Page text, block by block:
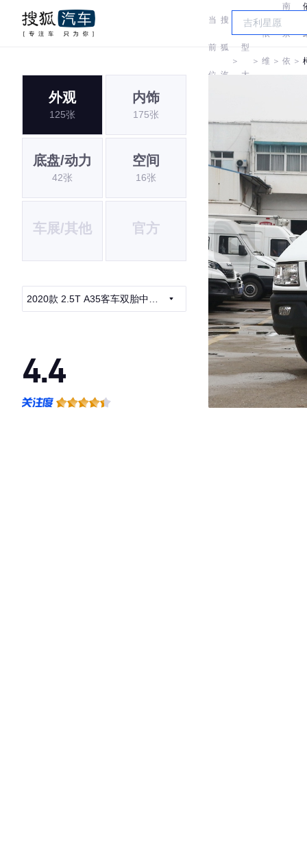
当
前
位
搜
狐
汽
＞
车
型
大
＞
依
维 ＞
南
京
依 ＞
外观
125张
内饰
175张
底盘/动力
42张
空间
16张
车展/其他 官方
2020款 2.5T A35客车双胎中顶
4.4